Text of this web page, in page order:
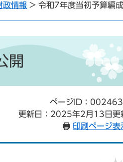
政情報 > 令和7年度当初予算編
開
ページID：
更新日：2025年2月13日更
印刷ページ表